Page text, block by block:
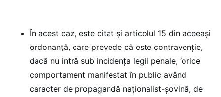
În acest caz, este citat şi articolul 15 din aceeaşi
ordonanţă, care prevede că este contravenţie,
dacă nu intră sub incidenţa legii penale, ‘orice
comportament manifestat în public având
caracter de propagandă naţionalist-şovină, de